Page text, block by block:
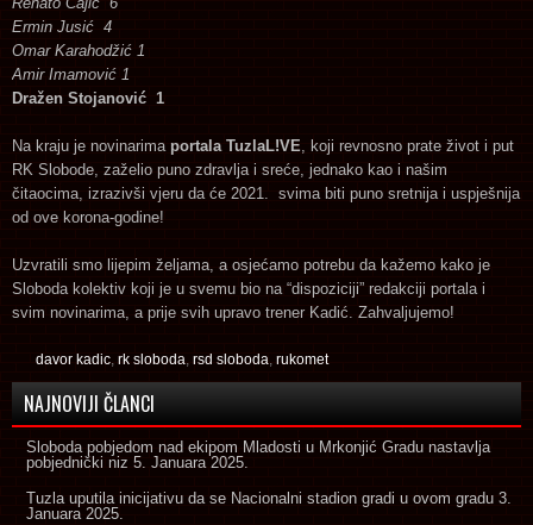
Ermin Jusić 4
Omar Karahodžić 1
Amir Imamović 1
Dražen Stojanović 1
Na kraju je novinarima portala TuzlaL!VE, koji revnosno prate život i put
RK Slobode, zaželio puno zdravlja i sreće, jednako kao i našim
čitaocima, izrazivši vjeru da će 2021. svima biti puno sretnija i uspješnija
od ove korona-godine!
Uzvratili smo lijepim željama, a osjećamo potrebu da kažemo kako je
Sloboda kolektiv koji je u svemu bio na “dispoziciji” redakciji portala i
svim novinarima, a prije svih upravo trener Kadić. Zahvaljujemo!
davor kadic, rk sloboda, rsd sloboda, rukomet
NAJNOVIJI ČLANCI
Sloboda pobjedom nad ekipom Mladosti u Mrkonjić Gradu nastavlja
pobjednički niz 5. Januara 2025.
Tuzla uputila inicijativu da se Nacionalni stadion gradi u ovom gradu 3.
Januara 2025.